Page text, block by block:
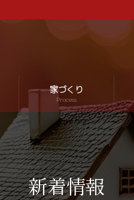
家づくり
Process
新着情報